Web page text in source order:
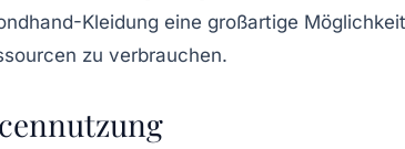
-Kleidung eine großartige
zu verbrauchen.